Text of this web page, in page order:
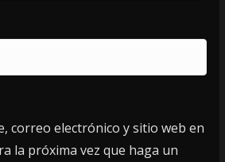
correo electrónico y sitio web en
la próxima vez que haga un